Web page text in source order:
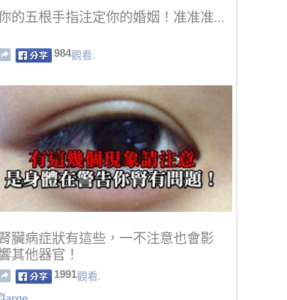
的五根手指注定你的婚姻！准准准...
984觀看.
臟病症狀有這些，一不注意也會影
其他器官！
1991觀看.